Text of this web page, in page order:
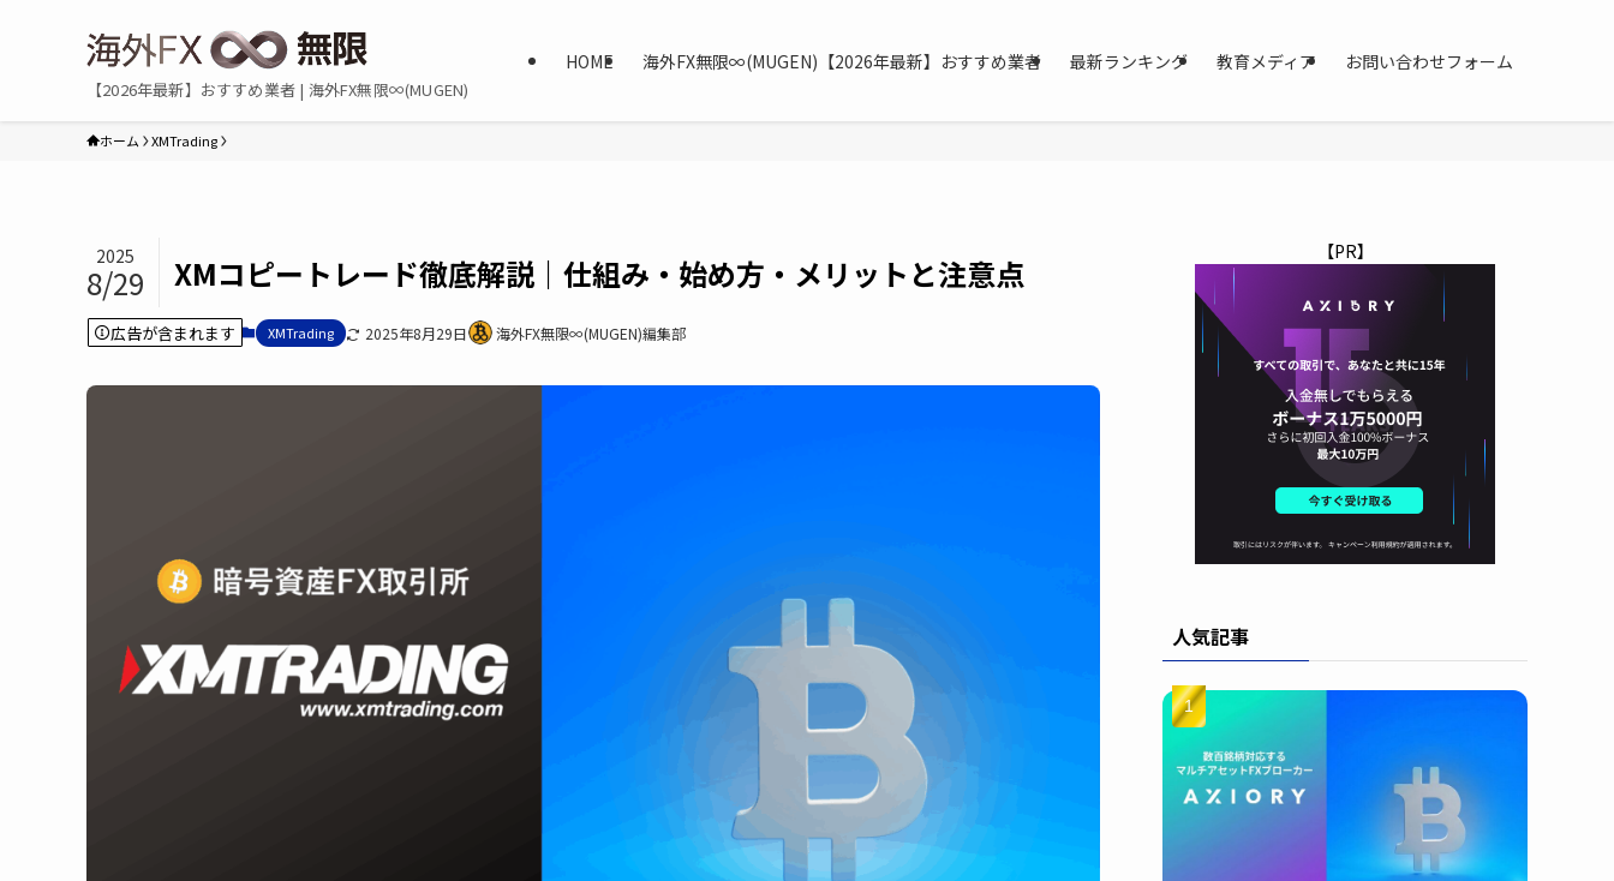
【2026年最新】おすすめ業者 | 海外FX無限∞(MUGEN)
HOME 海外FX無限∞(MUGEN)【2026年最新】おすすめ業者 最新ランキング 教育メディア お問い合わせフォーム
ホーム XMTrading
XMコピートレード徹底解説｜仕組み・始め方・メリットと注意点
2025
8/29
広告が含まれます XMTrading 2025年8月29日 海外FX無限∞(MUGEN)編集部
【PR】
人気記事